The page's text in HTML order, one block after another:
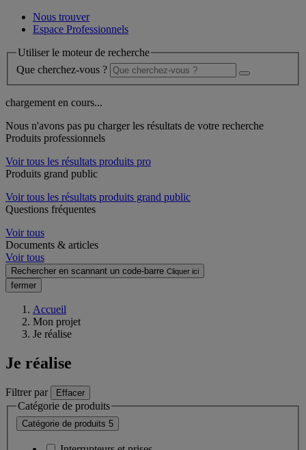
Nous trouver
Espace Professionnels
Utiliser le moteur de recherche
Que cherchez-vous ?
chargement en cours...
Nous n'avons pas pu charger les résultats de votre recherche
Produits professionnels
Voir tous les résultats produits pro
Produits grand public
Voir tous les résultats produits grand public
Questions fréquentes
Voir tous
Documents & articles
Voir tous
Rechercher en scannant un code-barre Cliquer ici
fermer
Accueil
Mon projet
Je réalise
Je réalise
Filtrer par Effacer
Catégorie de produits
Catégorie de produits 5